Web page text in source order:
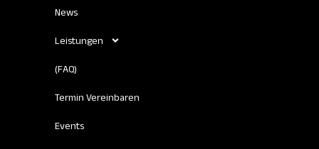
News
Leistungen
(FAQ)
Termin Vereinbaren
Events